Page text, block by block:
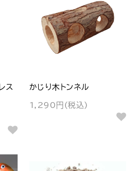
ス
かじり木トンネル
1,290円(税込)